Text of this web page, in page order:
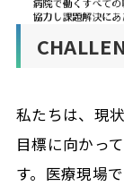
私たちは、現
目標に向かっ
す。医療現場